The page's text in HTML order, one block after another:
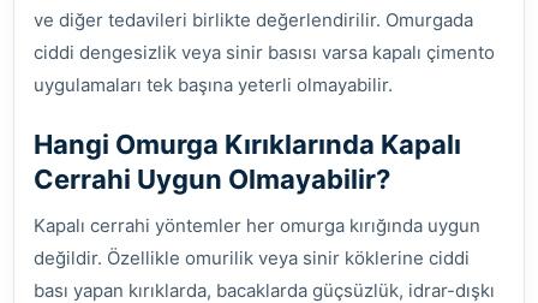
ve diğer tedavileri birlikte değerlendirilir. Omurgada
ciddi dengesizlik veya sinir basısı varsa kapalı çimento
uygulamaları tek başına yeterli olmayabilir.
Hangi Omurga Kırıklarında Kapalı
Cerrahi Uygun Olmayabilir?
Kapalı cerrahi yöntemler her omurga kırığında uygun
değildir. Özellikle omurilik veya sinir köklerine ciddi
bası yapan kırıklarda, bacaklarda güçsüzlük, idrar-dışkı